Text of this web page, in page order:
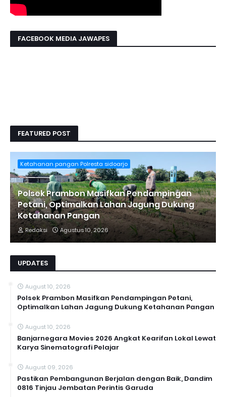
FACEBOOK MEDIA JAWAPES
FEATURED POST
Ketahanan pangan Polresta sidoarjo
Polsek Prambon Masifkan Pendampingan
Petani, Optimalkan Lahan Jagung Dukung
Ketahanan Pangan
Redaksi Agustus 10, 2026
UPDATES
August 10, 2026
Polsek Prambon Masifkan Pendampingan Petani,
Optimalkan Lahan Jagung Dukung Ketahanan Pangan
August 10, 2026
Banjarnegara Movies 2026 Angkat Kearifan Lokal Lewat
Karya Sinematografi Pelajar
August 09, 2026
Pastikan Pembangunan Berjalan dengan Baik, Dandim
0816 Tinjau Jembatan Perintis Garuda